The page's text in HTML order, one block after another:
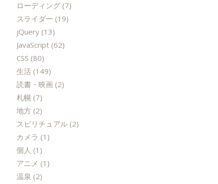
ローディング(7)
スライダー (19)
jQuery(13)
JavaScript(62)
CSS (80)
生活(149)
読書・映画 (2)
札幌(7)
地方(2)
スピリチュアル(2)
カメラ (1)
個人 (1)
アニメ (1)
温泉 (2)